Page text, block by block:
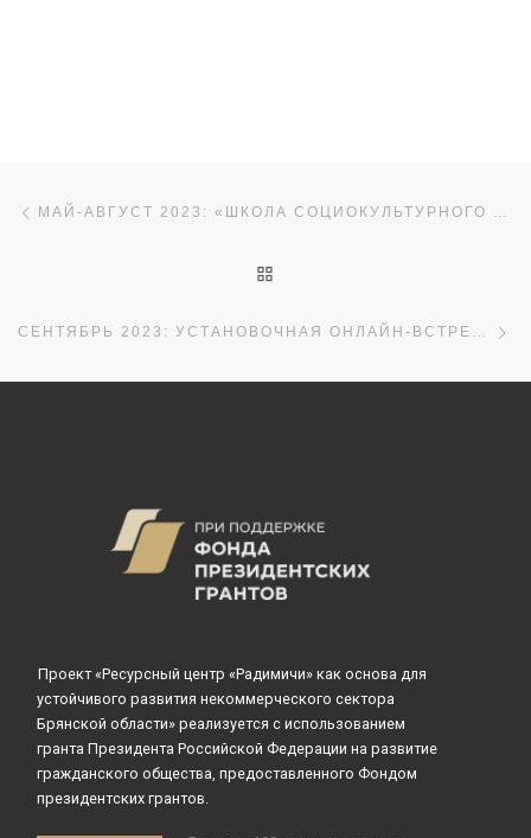
Навигация по записям МАЙ-АВГУСТ 2023: «ШКОЛА СОЦИОКУЛЬТУРНОГО ПРОЕКТИРОВАНИЯ» В ЮГО-ЗАПАДНЫХ РАЙОНАХ БРЯНСКОЙ ОБЛАСТИ
Проект «Ресурсный центр «Радимичи» как основа для
устойчивого развития некоммерческого сектора
Брянской области» реализуется с использованием
гранта Президента Российской Федерации на развитие
гражданского общества, предоставленного Фондом
президентских грантов.